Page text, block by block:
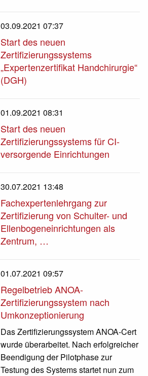
03.09.2021 07:37
Start des neuen
Zertifizierungssystems
„Expertenzertifikat Handchirurgie“
(DGH)
01.09.2021 08:31
Start des neuen
Zertifizierungssystems für CI-
versorgende Einrichtungen
30.07.2021 13:48
Fachexpertenlehrgang zur
Zertifizierung von Schulter- und
Ellenbogeneinrichtungen als
Zentrum, …
01.07.2021 09:57
Regelbetrieb ANOA-
Zertifizierungssystem nach
Umkonzeptionierung
Das Zertifizierungssystem ANOA-Cert
wurde überarbeitet. Nach erfolgreicher
Beendigung der Pilotphase zur
Testung des Systems startet nun zum